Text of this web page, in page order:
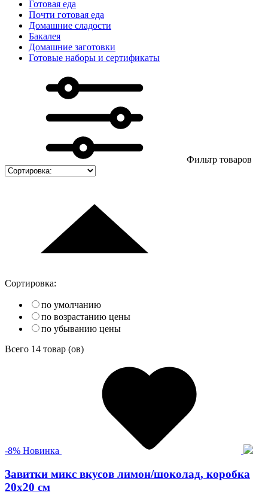
Готовая еда
Почти готовая еда
Домашние сладости
Бакалея
Домашние заготовки
Готовые наборы и сертификаты
Фильтр товаров
Сортировка:
по умолчанию
по возрастанию цены
по убыванию цены
Всего 14 товар (ов)
-8% Новинка
Завитки микс вкусов лимон/шоколад, коробка
20х20 см